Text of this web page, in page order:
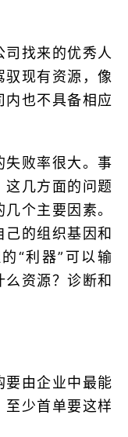
司找来的优秀人
驭现有资源，像
内也不具备相应
失败率很大。事
这几方面的问题
个主要因素。
的组织基因和
“利器”可以输
资源？诊断和
要由企业中最能
至少首单要这样